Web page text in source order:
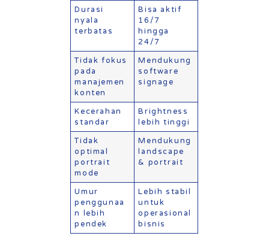
Durasi
nyala
terbatas
Bisa aktif
16/7
hingga
24/7
Tidak fokus
pada
manajemen
konten
Mendukung
software
signage
Kecerahan
standar
Brightness
lebih tinggi
Tidak
optimal
portrait
mode
Mendukung
landscape
& portrait
Umur
penggunaa
n lebih
pendek
Lebih stabil
untuk
operasional
bisnis